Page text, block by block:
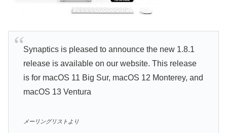
Synaptics is pleased to announce the new 1.8.1
release is available on our website. This release
is for macOS 11 Big Sur, macOS 12 Monterey, and
macOS 13 Ventura
メーリングリストより